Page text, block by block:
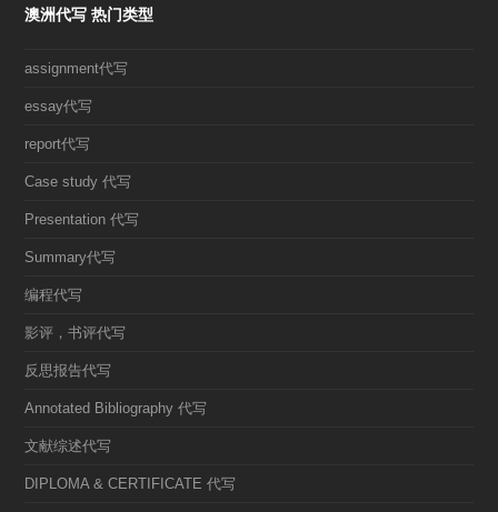
澳洲代写 热门类型
assignment代写
essay代写
report代写
Case study 代写
Presentation 代写
Summary代写
编程代写
影评，书评代写
反思报告代写
Annotated Bibliography 代写
文献综述代写
DIPLOMA & CERTIFICATE 代写